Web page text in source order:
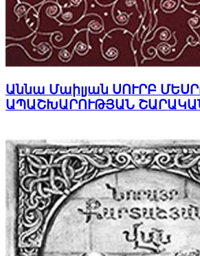
Աննա Մաիլյան ՍՈՒՐԲ
ԱՊԱՇԽԱՐՈՒԹՅԱՆ